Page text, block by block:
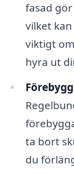
fasad
vilket
viktigt
hyra ut
ta bort
du